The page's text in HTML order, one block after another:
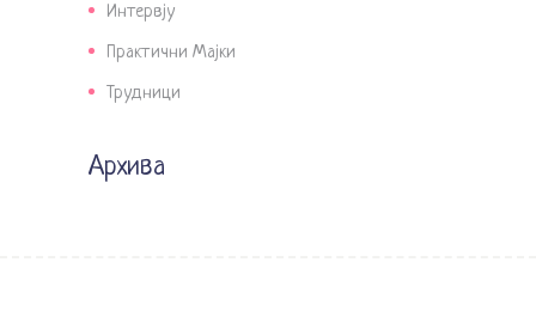
Интервју
Практични Мајки
Трудници
Архива